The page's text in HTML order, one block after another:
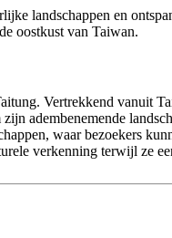
landschappen en
oostkust van Taiwan.
Vertrekkend vanuit
adembenemende
waar bezoekers
verkenning terwijl ze